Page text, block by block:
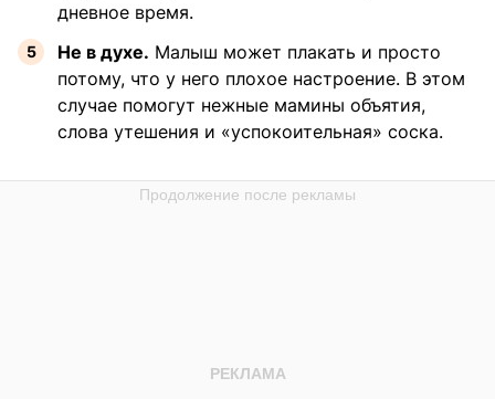
дневное время.
Не в духе. Малыш может плакать и просто
потому, что у него плохое настроение. В этом
случае помогут нежные мамины объятия,
слова утешения и «успокоительная» соска.